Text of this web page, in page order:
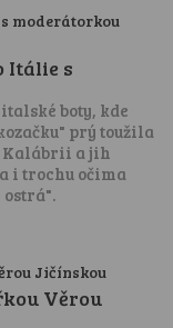
Itálie s
boty, kde
prý toužila
Kalábrii a jih
i trochu očima
Věrou